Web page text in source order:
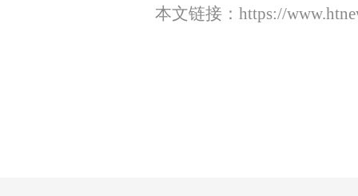
本文链接： https://